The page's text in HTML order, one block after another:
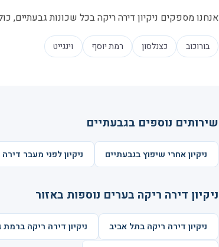
אנחנו מספקים ניקיון דירה ריקה בכל שכונות גבעתיים,
בורוכוב כצנלסון רמת יוסף וינגייט
שירותים נוספים בגבעתיים
ניקיון אחרי שיפוץ בגבעתיים ניקיון לפני מעבר
ניקיון דירה ריקה בערים נוספות באזור
ניקיון דירה ריקה בתל אביב ניקיון דירה ריקה ברמת